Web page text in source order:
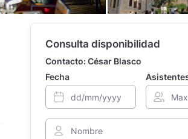
Consulta disponibilidad
Contacto: César Blasco
Fecha